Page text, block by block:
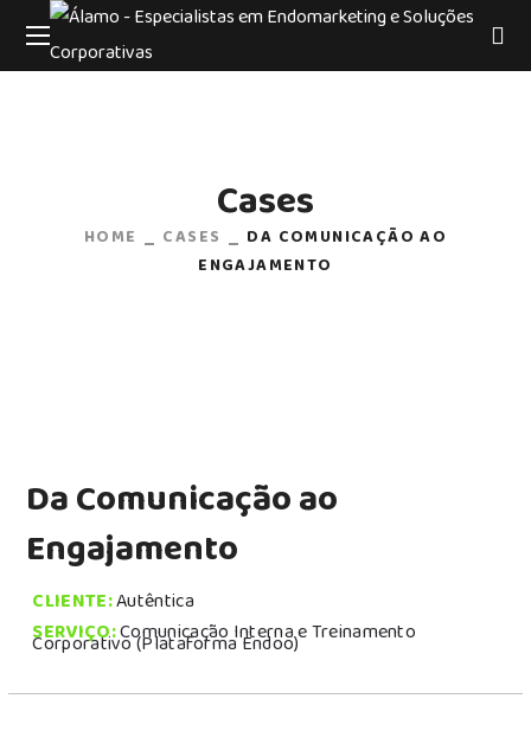
Cases
HOME CASES
DA COMUNICAÇÃO AO
ENGAJAMENTO
Da Comunicação ao
Engajamento
CLIENTE:Autêntica
SERVIÇO:Comunicação Interna e Treinamento
Corporativo (Plataforma Endoo)